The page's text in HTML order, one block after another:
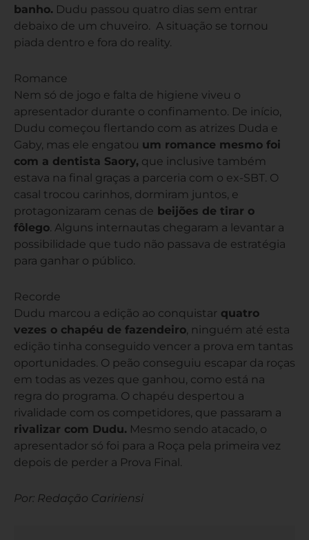
banho. Dudu passou quatro dias sem entrar
debaixo de um chuveiro. A situação se tornou
piada dentro e fora do reality.
Romance
Nem só de jogo e falta de higiene viveu o
apresentador durante o confinamento. De início,
Dudu começou flertando com as atrizes Duda e
Gaby, mas ele engatou um romance mesmo foi
com a dentista Saory, que inclusive também
estava na final graças a parceria com o ex-SBT. O
casal trocou carinhos, dormiram juntos, e
protagonizaram cenas de beijões de tirar o
fôlego . Alguns internautas chegaram a levantar a
possibilidade que tudo não passava de estratégia
para ganhar o público.
Recorde
Dudu marcou a edição ao conquistar quatro
vezes o chapéu de fazendeiro , ninguém até esta
edição tinha conseguido vencer a prova em tantas
oportunidades. O peão conseguiu escapar da roças
em todas as vezes que ganhou, como está na
regra do programa. O chapéu despertou a
rivalidade com os competidores, que passaram a
rivalizar com Dudu. Mesmo sendo atacado, o
apresentador só foi para a Roça pela primeira vez
depois de perder a Prova Final.
Por: Redação Caririensi